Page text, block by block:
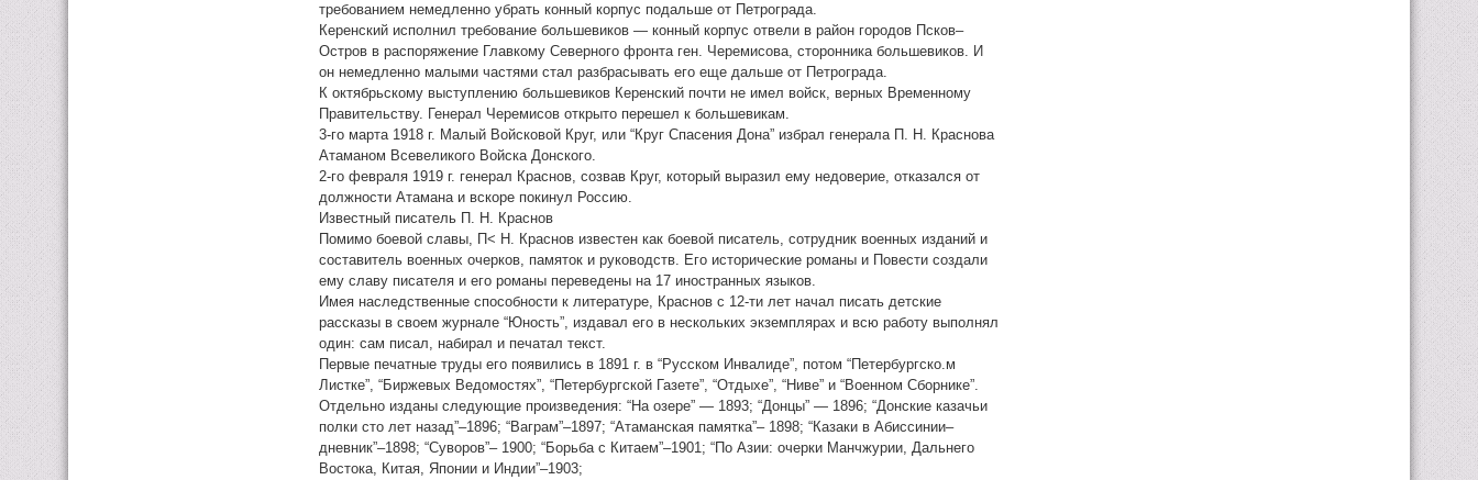
требованием немедленно убрать конный корпус подальше от Петрограда.
Керенский исполнил требование большевиков — конный корпус отвели в район городов Псков–
Остров в распоряжение Главкому Северного фронта ген. Черемисова, сторонника большевиков. И
он немедленно малыми частями стал разбрасывать его еще дальше от Петрограда.
К октябрьскому выступлению большевиков Керенский почти не имел войск, верных Временному
Правительству. Генерал Черемисов открыто перешел к большевикам.
3-го марта 1918 г. Малый Войсковой Круг, или “Круг Спасения Дона” избрал генерала П. Н. Краснова
Атаманом Всевеликого Войска Донского.
2-го февраля 1919 г. генерал Краснов, созвав Круг, который выразил ему недоверие, отказался от
должности Атамана и вскоре покинул Россию.
Известный писатель П. Н. Краснов
Помимо боевой славы, П< Н. Краснов известен как боевой писатель, сотрудник военных изданий и
составитель военных очерков, памяток и руководств. Его исторические романы и Повести создали
ему славу писателя и его романы переведены на 17 иностранных языков.
Имея наследственные способности к литературе, Краснов с 12-ти лет начал писать детские
рассказы в своем журнале “Юность”, издавал его в нескольких экземплярах и всю работу выполнял
один: сам писал, набирал и печатал текст.
Первые печатные труды его появились в 1891 г. в “Русском Инвалиде”, потом “Петербургско.м
Листке”, “Биржевых Ведомостях”, “Петербургской Газете”, “Отдыхе”, “Ниве” и “Военном Сборнике”.
Отдельно изданы следующие произведения: “На озере” — 1893; “Донцы” — 1896; “Донские казачьи
полки сто лет назад”–1896; “Ваграм”–1897; “Атаманская памятка”– 1898; “Казаки в Абиссинии–
дневник”–1898; “Суворов”– 1900; “Борьба с Китаем”–1901; “По Азии: очерки Манчжурии, Дальнего
Востока, Китая, Японии и Индии”–1903;